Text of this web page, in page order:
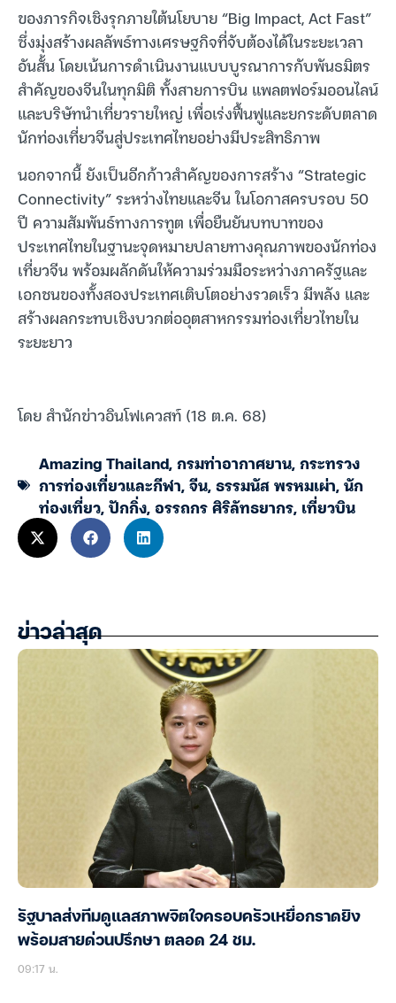
ของภารกิจเชิงรุกภายใต้นโยบาย “Big Impact, Act Fast”
ซึ่งมุ่งสร้างผลลัพธ์ทางเศรษฐกิจที่จับต้องได้ในระยะเวลา
อันสั้น โดยเน้นการดำเนินงานแบบบูรณาการกับพันธมิตร
สำคัญของจีนในทุกมิติ ทั้งสายการบิน แพลตฟอร์มออนไลน์
และบริษัทนำเที่ยวรายใหญ่ เพื่อเร่งฟื้นฟูและยกระดับตลาด
นักท่องเที่ยวจีนสู่ประเทศไทยอย่างมีประสิทธิภาพ
นอกจากนี้ ยังเป็นอีกก้าวสำคัญของการสร้าง “Strategic
Connectivity” ระหว่างไทยและจีน ในโอกาสครบรอบ 50
ปี ความสัมพันธ์ทางการทูต เพื่อยืนยันบทบาทของ
ประเทศไทยในฐานะจุดหมายปลายทางคุณภาพของนักท่อง
เที่ยวจีน พร้อมผลักดันให้ความร่วมมือระหว่างภาครัฐและ
เอกชนของทั้งสองประเทศเติบโตอย่างรวดเร็ว มีพลัง และ
สร้างผลกระทบเชิงบวกต่ออุตสาหกรรมท่องเที่ยวไทยใน
ระยะยาว
โดย สำนักข่าวอินโฟเควสท์ (18 ต.ค. 68)
Amazing Thailand,กรมท่าอากาศยาน,กระทรวง
การท่องเที่ยวและกีฬา,จีน,ธรรมนัส พรหมเผ่า,นัก
ท่องเที่ยว,ปักกิ่ง,อรรถกร ศิริลัทธยากร, เที่ยวบิน
ข่าวล่าสุด
รัฐบาลส่งทีมดูแลสภาพจิตใจครอบครัวเหยื่อกราดยิง
พร้อมสายด่วนปรึกษา ตลอด 24 ชม.
09:17 น.